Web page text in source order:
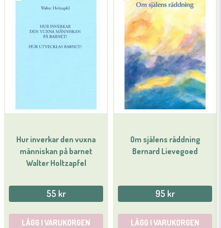
Mejladress
Hur inverkar den vuxna
människan på barnet
Walter Holtzapfel
55 kr
LÄGG I VARUKORGEN
Om själens räddning
Bernard Lievegoed
95 kr
LÄGG I VARUKORGEN